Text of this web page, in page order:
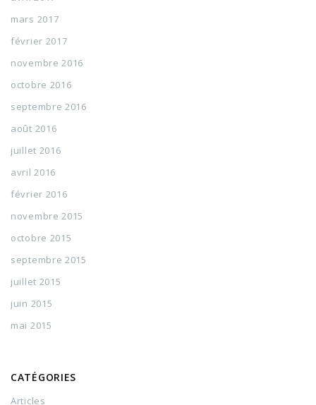
mars 2017
février 2017
novembre 2016
octobre 2016
septembre 2016
août 2016
juillet 2016
avril 2016
février 2016
novembre 2015
octobre 2015
septembre 2015
juillet 2015
juin 2015
mai 2015
CATÉGORIES
Articles